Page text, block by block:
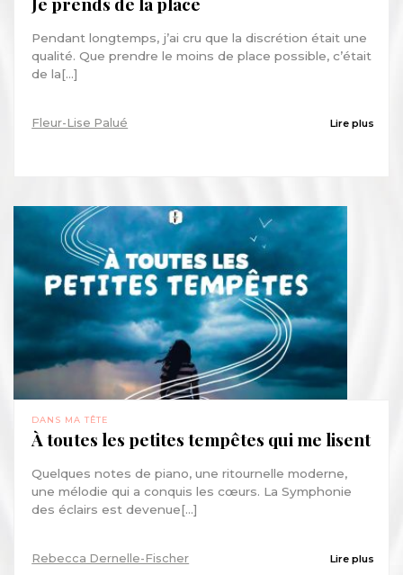
Pendant longtemps, j’ai cru que la discrétion était une
qualité. Que prendre le moins de place possible, c’était
de la[...]
Fleur-Lise Palué Lire plus
DANS MA TÊTE
À toutes les petites tempêtes qui me lisent
Quelques notes de piano, une ritournelle moderne,
une mélodie qui a conquis les cœurs. La Symphonie
des éclairs est devenue[...]
Rebecca Dernelle-Fischer Lire plus